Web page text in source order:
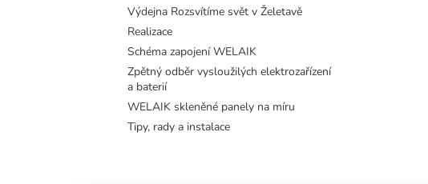
Výdejna Rozsvítíme svět v Želetavě
Realizace
Schéma zapojení WELAIK
Zpětný odběr vysloužilých elektrozařízení
a baterií
WELAIK skleněné panely na míru
Tipy, rady a instalace